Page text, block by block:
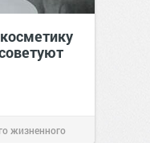
жизненного